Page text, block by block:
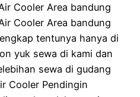
Cooler Area bandung
Cooler Area bandung
tentunya hanya di
yuk sewa di kami dan
sewa di gudang
Cooler Pendingin